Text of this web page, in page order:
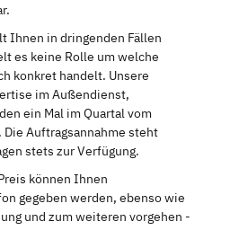
Ihnen in dringenden Fällen
es keine Rolle um welche
konkret handelt. Unsere
im Außendienst,
ein Mal im Quartal vom
Auftragsannahme steht
stets zur Verfügung.
können Ihnen
gegeben werden, ebenso wie
und zum weiteren vorgehen -